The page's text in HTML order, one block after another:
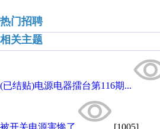
热门招聘
相关主题
(已结贴)电源电器擂台第116期...
被开关电源害惨了 [1005]